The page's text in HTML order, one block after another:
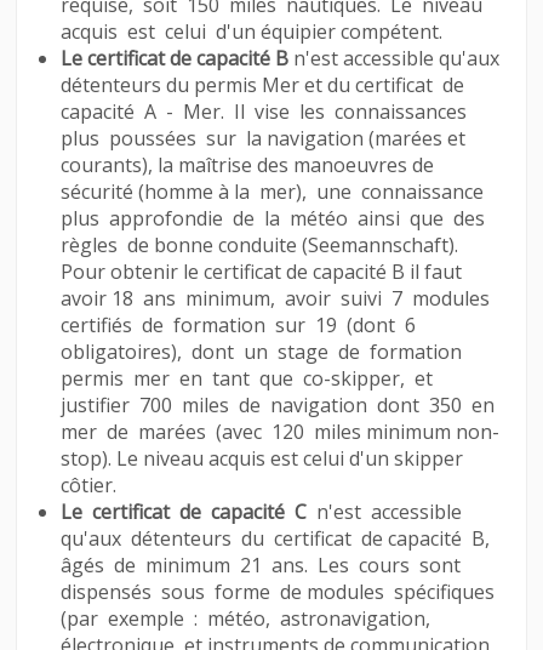
requise, soit 150 miles nautiques. Le niveau
acquis est celui d'un équipier compétent.
Le certificat de capacité Bn'est accessible qu'aux
détenteurs du permis Mer et du certificat de
capacité A - Mer. Il vise les connaissances
plus poussées sur la navigation (marées et
courants), la maîtrise des manoeuvres de
sécurité (homme à la mer), une connaissance
plus approfondie de la météo ainsi que des
règles de bonne conduite (Seemannschaft).
Pour obtenir le certificat de capacité B il faut
avoir 18 ans minimum, avoir suivi 7 modules
certifiés de formation sur 19 (dont 6
obligatoires), dont un stage de formation
permis mer en tant que co-skipper, et
justifier 700 miles de navigation dont 350 en
mer de marées (avec 120 miles minimum non-
stop). Le niveau acquis est celui d'un skipper
côtier.
Le certificat de capacité Cn'est accessible
qu'aux détenteurs du certificat de capacité B,
âgés de minimum 21 ans. Les cours sont
dispensés sous forme de modules spécifiques
(par exemple : météo, astronavigation,